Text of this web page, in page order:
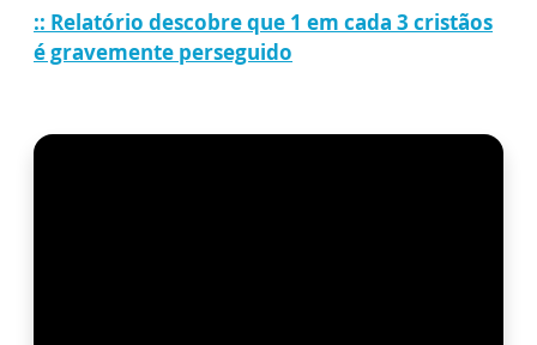
:: Relatório descobre que 1 em cada 3 cristãos
é gravemente perseguido